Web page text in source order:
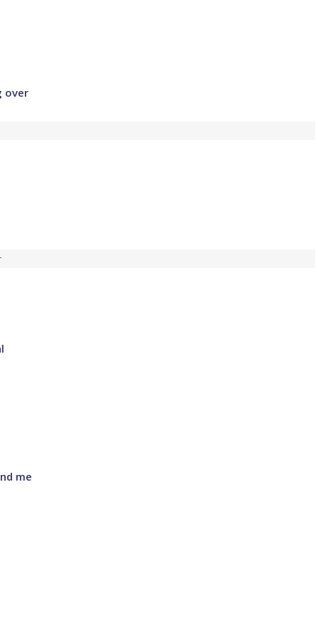
over
me